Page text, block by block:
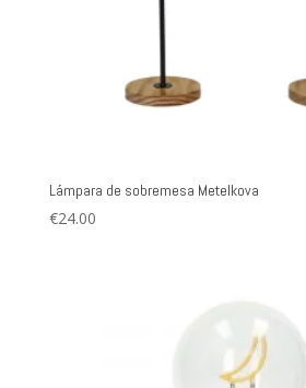
Lámpara de sobremesa Metelkova
€24.00